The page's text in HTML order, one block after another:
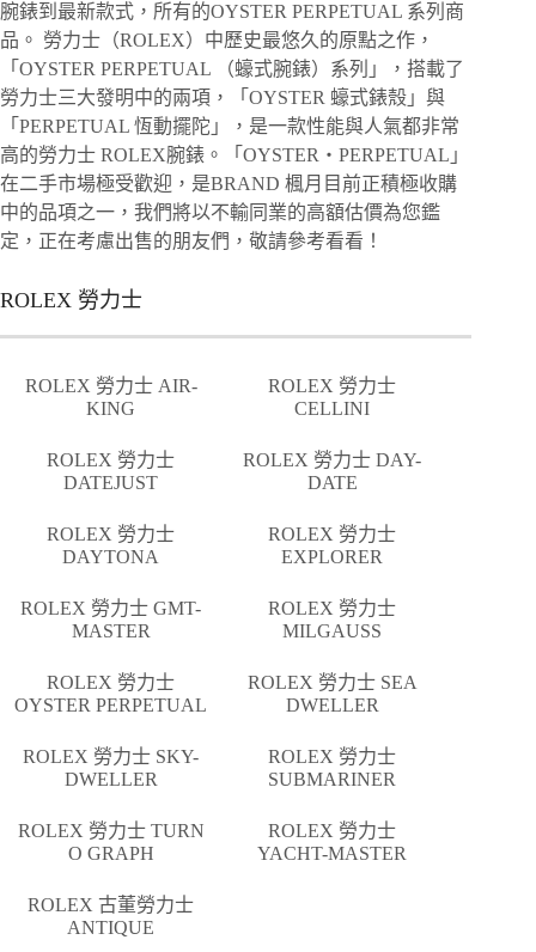
腕錶到最新款式，所有的OYSTER PERPETUAL 系列商
品。 勞力士（ROLEX）中歷史最悠久的原點之作，
「OYSTER PERPETUAL （蠔式腕錶）系列」，搭載了
勞力士三大發明中的兩項，「OYSTER 蠔式錶殼」與
「PERPETUAL 恆動擺陀」，是一款性能與人氣都非常
高的勞力士 ROLEX腕錶。「OYSTER・PERPETUAL」
在二手市場極受歡迎，是BRAND 楓月目前正積極收購
中的品項之一，我們將以不輸同業的高額估價為您鑑
定，正在考慮出售的朋友們，敬請參考看看！
ROLEX 勞力士
ROLEX 勞力士 AIR-
KING
ROLEX 勞力士
CELLINI
ROLEX 勞力士
DATEJUST
ROLEX 勞力士 DAY-
DATE
ROLEX 勞力士
DAYTONA
ROLEX 勞力士
EXPLORER
ROLEX 勞力士 GMT-
MASTER
ROLEX 勞力士
MILGAUSS
ROLEX 勞力士
OYSTER PERPETUAL
ROLEX 勞力士 SEA
DWELLER
ROLEX 勞力士 SKY-
DWELLER
ROLEX 勞力士
SUBMARINER
ROLEX 勞力士 TURN
O GRAPH
ROLEX 勞力士
YACHT-MASTER
ROLEX 古董勞力士
ANTIQUE